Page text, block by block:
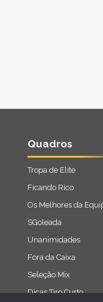
Quadros
Tropa de Elite
Ficando Rico
Os Melhores da
SGoleada
Unanimidades
Fora da Caixa
Seleção Mix
Dicas Tiro Curto